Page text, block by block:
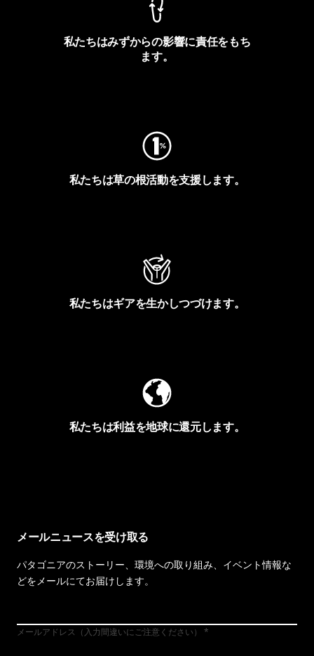
私たちはみずからの影響に責任をもち
ます。
私たちは草の根活動を支援します。
私たちはギアを生かしつづけます。
私たちは利益を地球に還元します。
メールニュースを受け取る
パタゴニアのストーリー、環境への取り組み、イベント情報な
どをメールにてお届けします。
メールアドレス（入力間違いにご注意ください）